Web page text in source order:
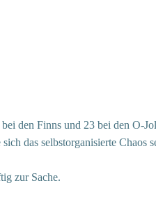
den Finns und 23 bei den O-
das selbstorganisierte Chaos
zur Sache.